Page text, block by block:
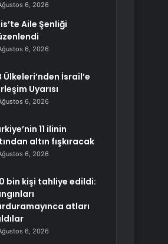
6, 2026
Aile Şenliği
6, 2026
Ülkeleri’nden İsrail’e
Uyarısı
6, 2026
11 ilinin
altın fışkıracak
6, 2026
bin kişi tahliye edildi:
atları
6, 2026